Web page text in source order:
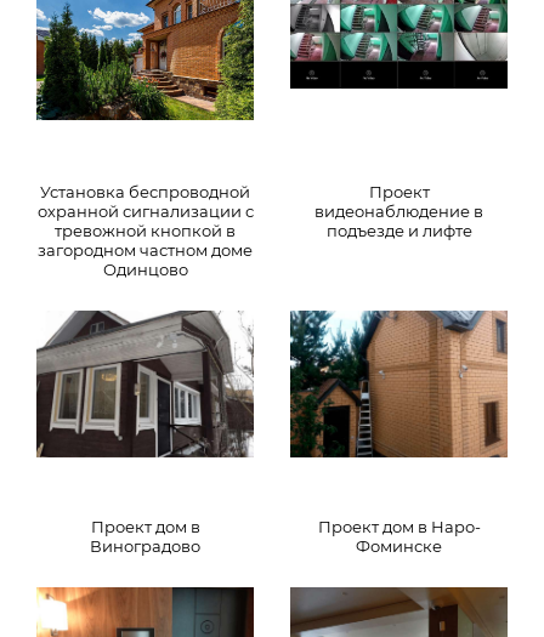
Установка беспроводной
охранной сигнализации с
тревожной кнопкой в
загородном частном доме
Одинцово
Проект
видеонаблюдение в
подъезде и лифте
Проект дом в
Виноградово
Проект дом в Наро-
Фоминске